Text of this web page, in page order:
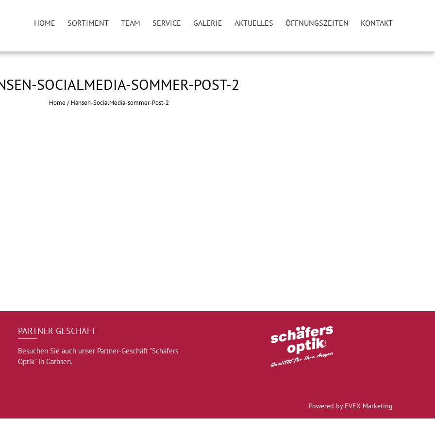
HOME SORTIMENT TEAM SERVICE GALERIE AKTUELLES ÖFFNUNGSZEITEN KONTAKT
SOCIALMEDIA-SOMMER-POST-2
Home / Hansen-SocialMedia-sommer-Post-2
PARTNER GESCHÄFT
Besuchen Sie auch unser Partner-Geschäft "Schäfers
Optik" in Garbsen.
Powered by EVEX Marketing